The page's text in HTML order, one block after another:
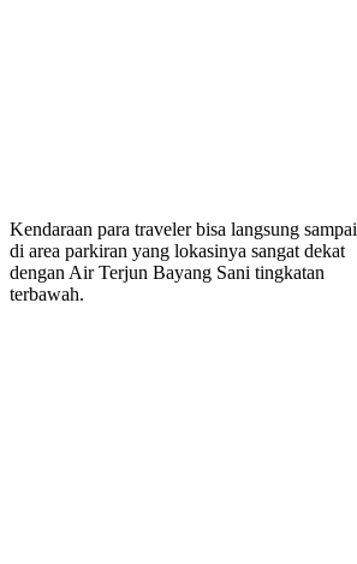
Kendaraan para traveler bisa langsung sampai
di area parkiran yang lokasinya sangat dekat
dengan Air Terjun Bayang Sani tingkatan
terbawah.